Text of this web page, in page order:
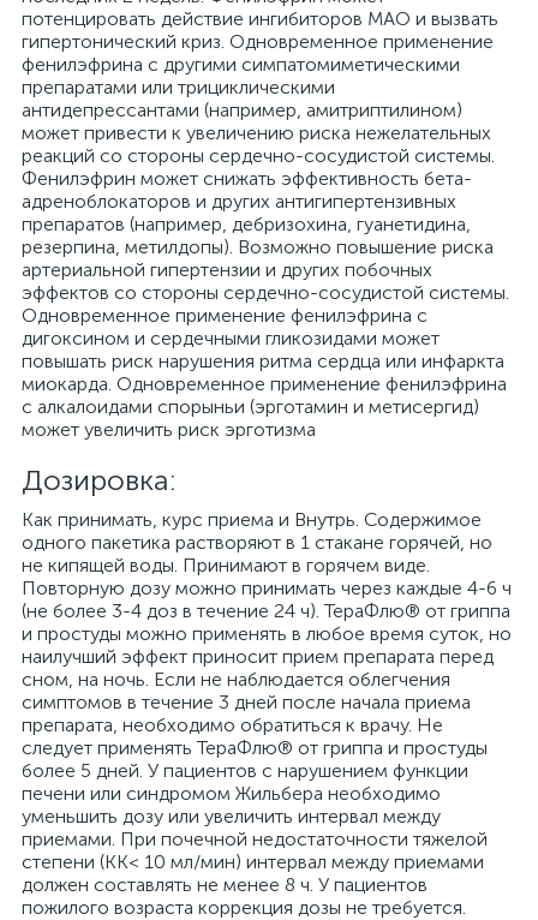
потенцировать действие ингибиторов МАО и вызвать
гипертонический криз. Одновременное применение
фенилэфрина с другими симпатомиметическими
препаратами или трициклическими
антидепрессантами (например, амитриптилином)
может привести к увеличению риска нежелательных
реакций со стороны сердечно-сосудистой системы.
Фенилэфрин может снижать эффективность бета-
адреноблокаторов и других антигипертензивных
препаратов (например, дебризохина, гуанетидина,
резерпина, метилдопы). Возможно повышение риска
артериальной гипертензии и других побочных
эффектов со стороны сердечно-сосудистой системы.
Одновременное применение фенилэфрина с
дигоксином и сердечными гликозидами может
повышать риск нарушения ритма сердца или инфаркта
миокарда. Одновременное применение фенилэфрина
с алкалоидами спорыньи (эрготамин и метисергид)
может увеличить риск эрготизма
Дозировка:
Как принимать, курс приема и Внутрь. Содержимое
одного пакетика растворяют в 1 стакане горячей, но
не кипящей воды. Принимают в горячем виде.
Повторную дозу можно принимать через каждые 4-6 ч
(не более 3-4 доз в течение 24 ч). ТераФлю® от гриппа
и простуды можно применять в любое время суток, но
наилучший эффект приносит прием препарата перед
сном, на ночь. Если не наблюдается облегчения
симптомов в течение 3 дней после начала приема
препарата, необходимо обратиться к врачу. Не
следует применять ТераФлю® от гриппа и простуды
более 5 дней. У пациентов с нарушением функции
печени или синдромом Жильбера необходимо
уменьшить дозу или увеличить интервал между
приемами. При почечной недостаточности тяжелой
степени (КК< 10 мл/мин) интервал между приемами
должен составлять не менее 8 ч. У пациентов
пожилого возраста коррекция дозы не требуется.